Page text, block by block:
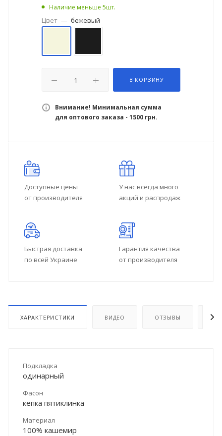
Наличие меньше 5шт.
Цвет — бежевый
В КОРЗИНУ
Внимание! Минимальная сумма
для оптового заказа - 1500 грн.
Доступные цены
от производителя
У нас всегда много
акций и распродаж
Быстрая доставка
по всей Украине
Гарантия качества
от производителя
ХАРАКТЕРИСТИКИ ВИДЕО ОТЗЫВЫ
Подкладка
одинарный
Фасон
кепка пятиклинка
Материал
100% кашемир